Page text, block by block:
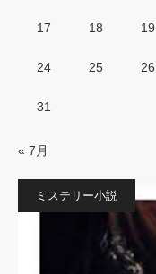
17 18 19
24 25 26
31
« 7月
ミステリー小説